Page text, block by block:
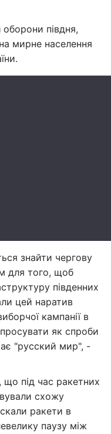
півдня,
мирне населення
знайти чергову
для того, щоб
південних
цей наратив
кампанії в
як спроби
"русский мир", -
що під час ракетних
схожу
ракети в
паузу між